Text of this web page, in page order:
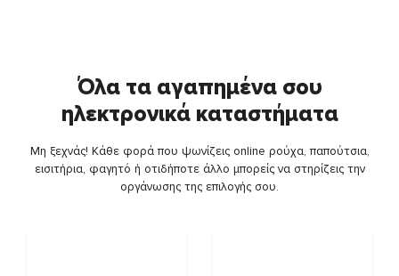
Όλα τα αγαπημένα σου
ηλεκτρονικά καταστήματα
Μη ξεχνάς! Κάθε φορά που ψωνίζεις online ρούχα, παπούτσια,
εισιτήρια, φαγητό ή οτιδήποτε άλλο μπορείς να στηρίζεις την
οργάνωσης της επιλογής σου.